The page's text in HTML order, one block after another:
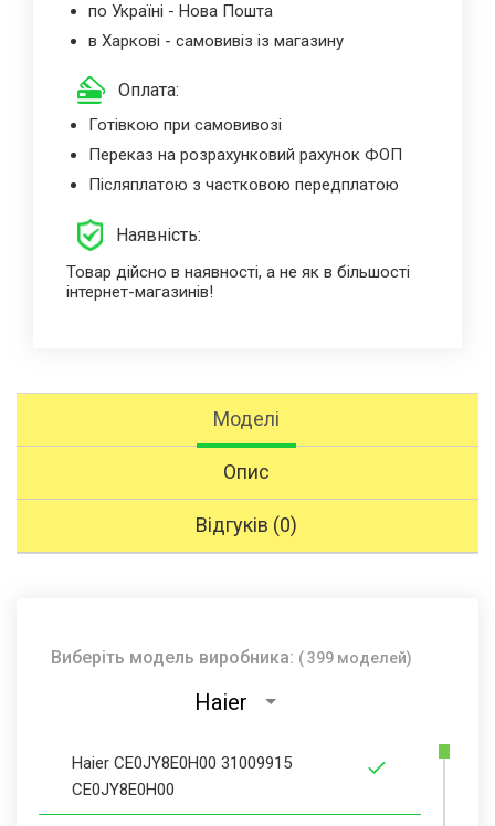
по Україні - Нова Пошта
в Харкові - самовивіз із магазину
Оплата:
Готівкою при самовивозі
Переказ на розрахунковий рахунок ФОП
Післяплатою з частковою передплатою
Наявність:
Товар дійсно в наявності, а не як в більшості
інтернет-магазинів!
Моделі
Опис
Відгуків (0)
Виберіть модель виробника: ( 399 моделей)
Haier
Haier CE0JY8E0H00 31009915
CE0JY8E0H00